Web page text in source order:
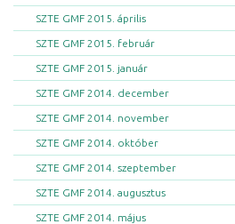
SZTE GMF 2015. április
SZTE GMF 2015. február
SZTE GMF 2015. január
SZTE GMF 2014. december
SZTE GMF 2014. november
SZTE GMF 2014. október
SZTE GMF 2014. szeptember
SZTE GMF 2014. augusztus
SZTE GMF 2014. május